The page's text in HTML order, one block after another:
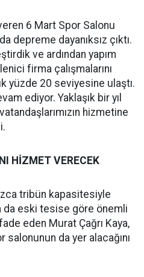
6 Mart Spor Salonu
depreme dayanıksız çıktı.
ve ardından yapım
firma çalışmalarını
yüzde 20 seviyesine ulaştı.
ediyor. Yaklaşık bir yıl
hizmetine
HİZMET VERECEK
tribün kapasitesiyle
da eski tesise göre önemli
eden Murat Çağrı Kaya,
da yer alacağını